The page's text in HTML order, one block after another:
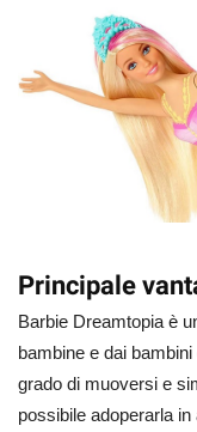
Principale
Barbie Dreamtopia è
bambine e dai
grado di muoversi e
possibile adoperarla